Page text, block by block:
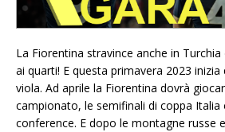
La Fiorentina stravince anche in
ai quarti! E questa primavera 2023
viola. Ad aprile la Fiorentina dovrà
campionato, le semifinali di coppa Italia
conference. E dopo le montagne russe